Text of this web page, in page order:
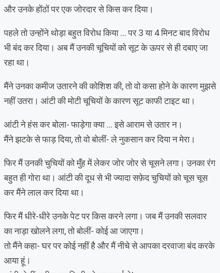
और उनके होंठों पर एक जोरदार से किस कर दिया।
पहले तो उन्होंने थोड़ा बहुत विरोध किया … पर 3 या 4 मिनट बाद विरोध
भी बंद कर दिया। अब मैं उनकी चूचियों को सूट के ऊपर से ही दबाए जा
रहा था।
मैंने उनका कमीज उतारने की कोशिश की, तो वो कसा होने के कारण मुझसे
नहीं उतरा। आंटी की मोटी चूचियों के कारण सूट काफी टाइट था।
आंटी ने हंस कर बोला- फाड़ेगा क्या … इसे आराम से उतार न।
मैंने झटके से फाड़ दिया, तो वो बोलीं- ले नुकसान कर दिया न मेरा।
फिर मैं उनकी चुचियों को मुँह में लेकर जोर जोर से चूसने लगा। उनका रंग
बहुत ही गोरा था। आंटी की दूध से भी ज्यादा सफ़ेद चुचियों को चूस चूस
कर मैंने लाल कर दिया था।
फिर मैं धीरे-धीरे उनके पेट पर किस करने लगा। जब मैं उनकी सलवार
का नाड़ा खोलने लगा, तो बोलीं- कोई आ जाएगा।
तो मैंने कहा- घर पर कोई नहीं है और मैं नीचे से आपका दरवाजा बंद करके
आया हूं।